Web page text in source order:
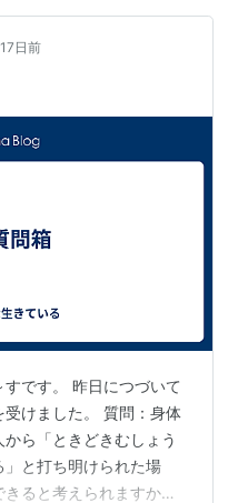
17日前
です。 昨日につづいて
けました。 質問：身体
ら「ときどきむしょう
と打ち明けられた場
ると考えられますか？